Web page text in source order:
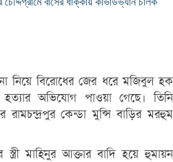
নিয়ে বিরোধের জের ধরে মজিবুল হক
হত্যার অভিযোগ পাওয়া গেছে। তিনি
কেন্ডা মুন্সি বাড়ির মরহুম
মাহিনুর আক্তার বাদি হয়ে হুমায়ন